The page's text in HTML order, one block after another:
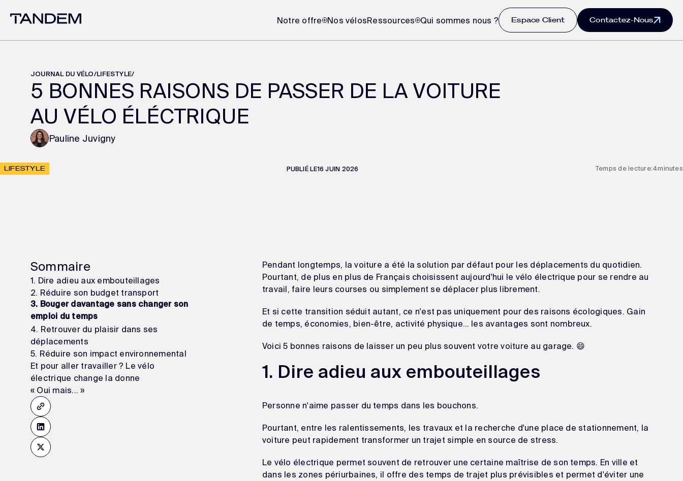
Notre offre Nos vélosRessources Qui sommes nous ? Espace Client Contactez-Nous
JOURNAL DU VÉLO/LIFESTYLE/
5 BONNES RAISONS DE PASSER DE LA VOITURE
AU VÉLO ÉLÉCTRIQUE
Pauline Juvigny
LIFESTYLE PUBLIÉ LE16 JUIN 2026 Temps de lecture:4minutes
Sommaire
1. Dire adieu aux embouteillages
2. Réduire son budget transport
3. Bouger davantage sans changer son
emploi du temps
4. Retrouver du plaisir dans ses
déplacements
5. Réduire son impact environnemental
Et pour aller travailler ? Le vélo
électrique change la donne
« Oui mais... »
Pendant longtemps, la voiture a été la solution par défaut pour les déplacements du quotidien.
Pourtant, de plus en plus de Français choisissent aujourd'hui le vélo électrique pour se rendre au
travail, faire leurs courses ou simplement se déplacer plus librement.
Et si cette transition séduit autant, ce n'est pas uniquement pour des raisons écologiques. Gain
de temps, économies, bien-être, activité physique… les avantages sont nombreux.
Voici 5 bonnes raisons de laisser un peu plus souvent votre voiture au garage. 😄
1. Dire adieu aux embouteillages
Personne n'aime passer du temps dans les bouchons.
Pourtant, entre les ralentissements, les travaux et la recherche d'une place de stationnement, la
voiture peut rapidement transformer un trajet simple en source de stress.
Le vélo électrique permet souvent de retrouver une certaine maîtrise de son temps. En ville et
dans les zones périurbaines, il offre des temps de trajet plus prévisibles et permet d'éviter une